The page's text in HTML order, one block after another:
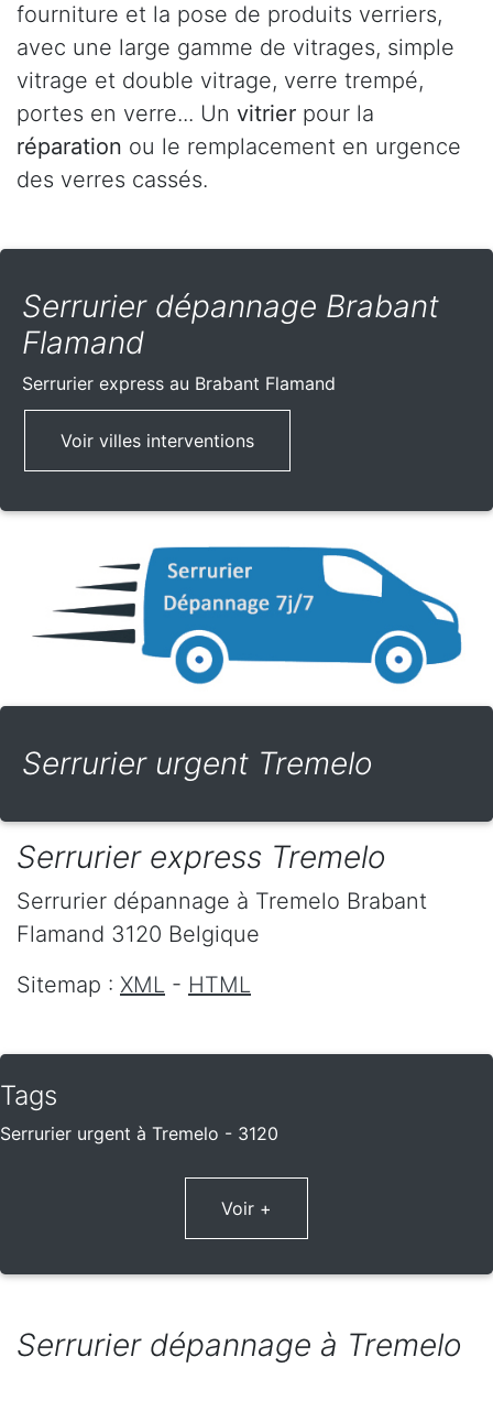
fourniture et la pose de produits verriers,
avec une large gamme de vitrages, simple
vitrage et double vitrage, verre trempé,
portes en verre... Un vitrier pour la
réparation ou le remplacement en urgence
des verres cassés.
Serrurier dépannage Brabant
Flamand
Serrurier express au Brabant Flamand
Voir villes interventions
Serrurier urgent Tremelo
Serrurier express Tremelo
Serrurier dépannage à Tremelo Brabant
Flamand 3120 Belgique
Sitemap : XML - HTML
Tags
Serrurier urgent à Tremelo - 3120
Voir +
Serrurier dépannage à Tremelo